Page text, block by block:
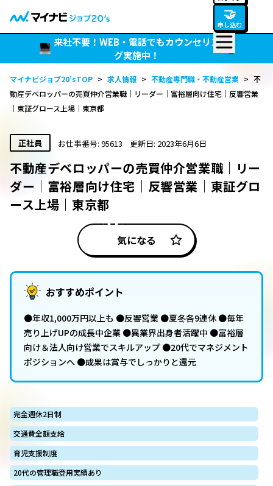
🤝
申し込む
来社不要！WEB・電話でもカウンセリン
グ実施中！
マイナビジョブ20’sTOP > 求人情報 > 不動産専門職・不動産営業 > 不
動産デベロッパーの売買仲介営業職｜リーダー｜富裕層向け住宅｜反響営業
｜東証グロース上場｜東京都
正社員 お仕事番号: 95613 更新日: 2023年6月6日
不動産デベロッパーの売買仲介営業職｜リー
ダー｜富裕層向け住宅｜反響営業｜東証グロ
ース上場｜東京都
気になる
おすすめポイント
●年収1,000万円以上も ●反響営業 ●夏冬各9連休 ●毎年
売り上げUPの成長中企業 ●異業界出身者活躍中 ●富裕層
向け＆法人向け営業でスキルアップ ●20代でマネジメント
ポジションへ ●成果は賞与でしっかりと還元
完全週休2日制
交通費全額支給
育児支援制度
20代の管理職登用実績あり